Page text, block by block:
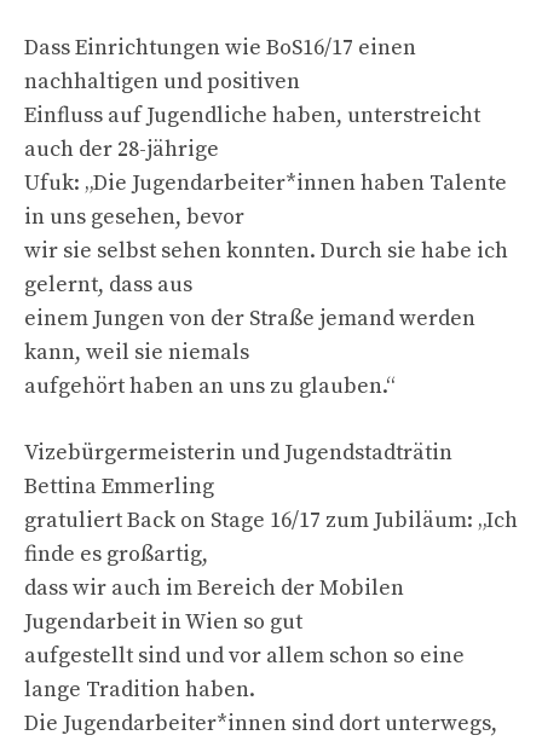
Dass Einrichtungen wie BoS16/17 einen
nachhaltigen und positiven
Einfluss auf Jugendliche haben, unterstreicht
auch der 28-jährige
Ufuk: „Die Jugendarbeiter*innen haben Talente
in uns gesehen, bevor
wir sie selbst sehen konnten. Durch sie habe ich
gelernt, dass aus
einem Jungen von der Straße jemand werden
kann, weil sie niemals
aufgehört haben an uns zu glauben.“
Vizebürgermeisterin und Jugendstadträtin
Bettina Emmerling
gratuliert Back on Stage 16/17 zum Jubiläum: „Ich
finde es großartig,
dass wir auch im Bereich der Mobilen
Jugendarbeit in Wien so gut
aufgestellt sind und vor allem schon so eine
lange Tradition haben.
Die Jugendarbeiter*innen sind dort unterwegs,